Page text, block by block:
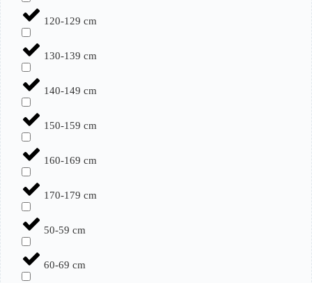
120-129 cm
130-139 cm
140-149 cm
150-159 cm
160-169 cm
170-179 cm
50-59 cm
60-69 cm